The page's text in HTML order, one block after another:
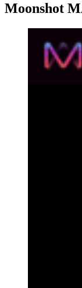
Moonshot